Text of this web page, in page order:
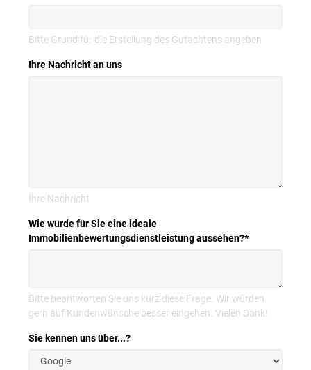
Bitte Grund für die Erstellung des Gutachtens angeben
Ihre Nachricht an uns
Ihre Nachricht
Wie würde für Sie eine ideale
Immobilienbewertungsdienstleistung aussehen?*
Bitte beantworten Sie uns kurz diese Frage. Wir würden
gern auf Kundenwünsche besser eingehen. Vielen Dank!
Sie kennen uns über...?